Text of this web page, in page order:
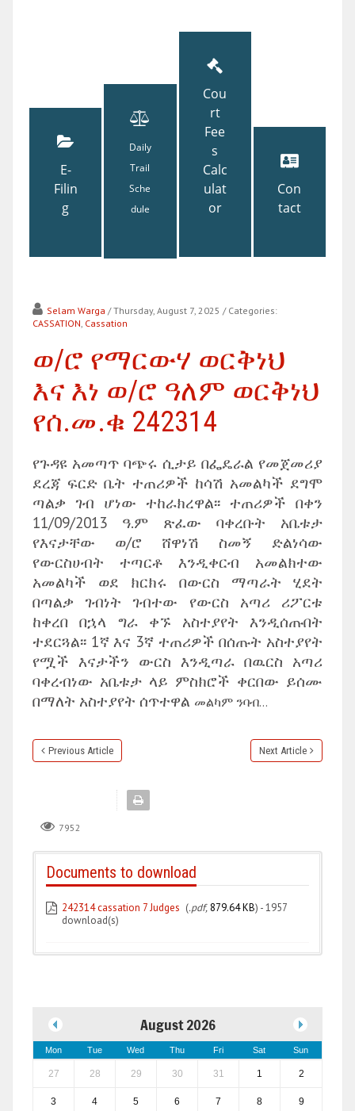
E-
Filin
g
Daily
Trail
Sche
dule
Cou
rt
Fee
s
Calc
ulat
or
Con
tact
Selam Warga / Thursday, August 7, 2025 / Categories:
CASSATION, Cassation
ወ/ሮ የማርውሃ ወርቅነህ
እና እነ ወ/ሮ ዓለም ወርቅነህ
የሰ.መ.ቁ 242314
የጉዳዩ አመጣጥ ባጭሩ ሲታይ በፌዴራል የመጀመሪያ
ደረጃ ፍርድ ቤት ተጠሪዎች ከሳሽ አመልካች ደግሞ
ጣልቃ ገብ ሆነው ተከራክረዋል፡፡ ተጠሪዎች በቀን
11/09/2013 ዓ.ም ጽፈው ባቀረቡት አቤቱታ
የእናታቸው ወ/ሮ ሸዋነሽ ስመኝ ድልነሳው
የውርስሀብት ተጣርቶ እንዲቀርብ አመልክተው
አመልካች ወደ ክርክሩ በውርስ ማጣራት ሂደት
በጣልቃ ገብነት ገብተው የውርስ አጣሪ ሪፖርቱ
ከቀረበ በኋላ ግራ ቀኙ አስተያየት እንዲሰጡበት
ተደርጓል፡፡ 1ኛ እና 3ኛ ተጠሪዎች በሰጡት አስተያየት
የሟች እናታችን ውርስ እንዲጣራ በዉርስ አጣሪ
ባቀረብነው አቤቱታ ላይ ምስክሮች ቀርበው ይሰሙ
በማለት አስተያየት ሰጥተዋል መልካም ንባብ…
Previous Article Next Article
7952
Documents to download
242314 cassation 7 Judges (.pdf, 879.64 KB) - 1957
download(s)
August 2026
Mon Tue Wed Thu Fri Sat Sun
27 28 29 30 31 1 2
3 4 5 6 7 8 9